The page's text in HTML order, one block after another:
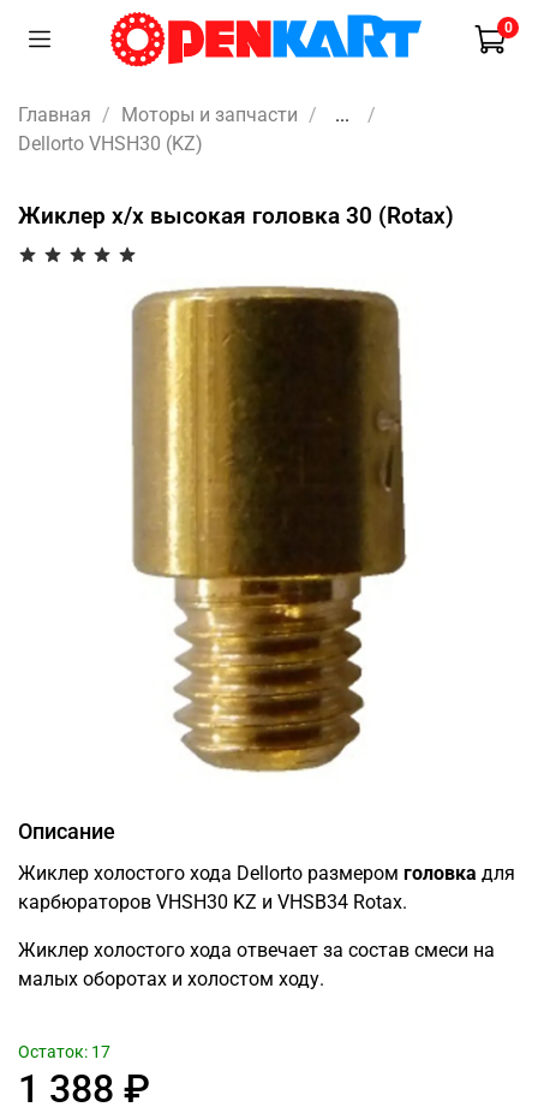
0
Главная Моторы и запчасти
...
Dellorto VHSH30 (KZ)
Жиклер х/х высокая головка 30 (Rotax)
Описание
Жиклер холостого хода Dellorto размером головка для
карбюраторов VHSH30 KZ и VHSB34 Rotax.
Жиклер холостого хода отвечает за состав смеси на
малых оборотах и холостом ходу.
1 388 ₽
Остаток: 17